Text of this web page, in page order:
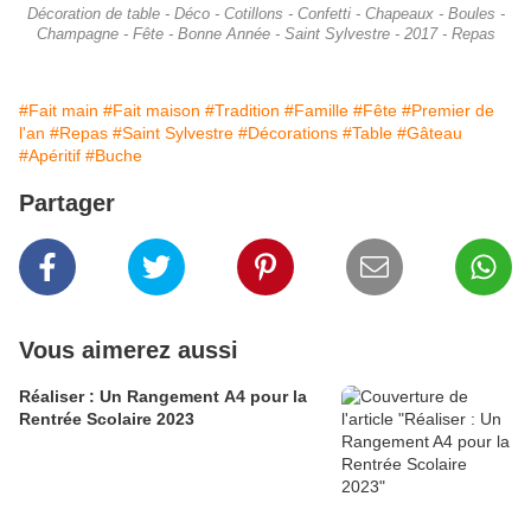
Décoration de table - Déco - Cotillons - Confetti - Chapeaux - Boules -
Champagne - Fête - Bonne Année - Saint Sylvestre - 2017 - Repas
#Fait main #Fait maison #Tradition #Famille #Fête #Premier de
l'an #Repas #Saint Sylvestre #Décorations #Table #Gâteau
#Apéritif #Buche
Partager
Vous aimerez aussi
Réaliser : Un Rangement A4 pour la
Rentrée Scolaire 2023